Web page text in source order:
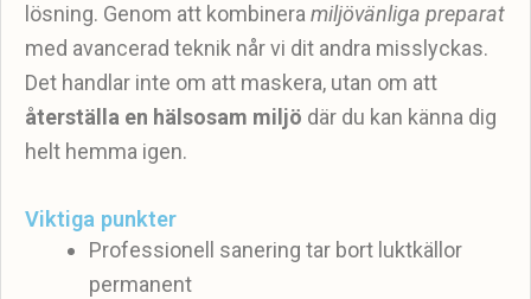
lösning. Genom att kombinera miljövänliga preparat
med avancerad teknik når vi dit andra misslyckas.
Det handlar inte om att maskera, utan om att
återställa en hälsosam miljö där du kan känna dig
helt hemma igen.
Viktiga punkter
Professionell sanering tar bort luktkällor
permanent